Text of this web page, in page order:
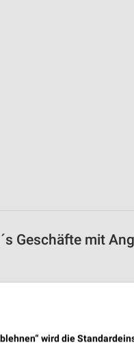
Geschäfte mit
Deutschland
wird die